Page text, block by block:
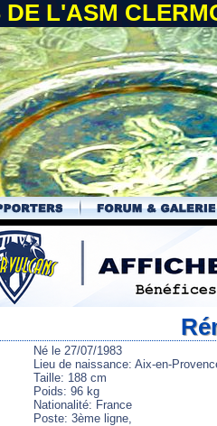
L'ASM
Né le 27/07/1983
Lieu de naissance: Aix-en-
Taille: 188 cm
Poids: 96 kg
Nationalité: France
Poste: 3ème ligne,